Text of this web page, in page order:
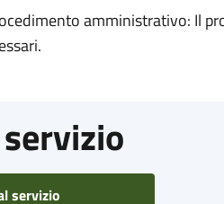
amministrativo: Il
servizio